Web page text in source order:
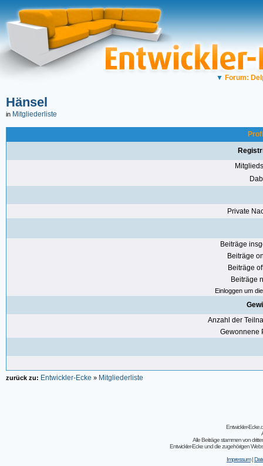
▼ Forum:
Hänsel
in Mitgliederliste
Private
Beiträge
Beiträge
Beiträge
Beiträge
Einloggen um
Anzahl der
Gewonnene
zurück zu: Entwickler-Ecke » Mitgliederliste
Entwickler-
Alle Beiträge stammen von
Entwickler-Ecke und die zugehörigen
Impressum|